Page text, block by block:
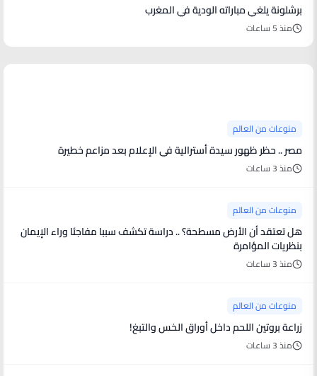
برشلونة يلغي مباراته الودية في المغرب
منذ 5 ساعات
منوعات من العالم
مصر .. حظر ظهور سيدة أسترالية في الإعلام بعد مزاعم خطيرة
منذ 3 ساعات
منوعات من العالم
هل تعتقد أن الأرض مسطحة؟ .. دراسة تكشف سببا مفاجئا وراء الإيمان
بنظريات المؤامرة
منذ 3 ساعات
منوعات من العالم
زراعة بروتين اللحم داخل أوراق الخس والتبغ!
منذ 3 ساعات